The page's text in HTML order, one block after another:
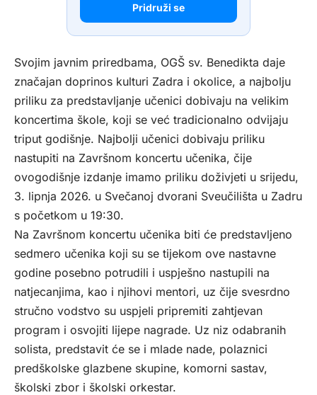
Pridruži se
Svojim javnim priredbama, OGŠ sv. Benedikta daje
značajan doprinos kulturi Zadra i okolice, a najbolju
priliku za predstavljanje učenici dobivaju na velikim
koncertima škole, koji se već tradicionalno odvijaju
triput godišnje. Najbolji učenici dobivaju priliku
nastupiti na Završnom koncertu učenika, čije
ovogodišnje izdanje imamo priliku doživjeti u srijedu,
3. lipnja 2026. u Svečanoj dvorani Sveučilišta u Zadru
s početkom u 19:30.
Na Završnom koncertu učenika biti će predstavljeno
sedmero učenika koji su se tijekom ove nastavne
godine posebno potrudili i uspješno nastupili na
natjecanjima, kao i njihovi mentori, uz čije svesrdno
stručno vodstvo su uspjeli pripremiti zahtjevan
program i osvojiti lijepe nagrade. Uz niz odabranih
solista, predstavit će se i mlade nade, polaznici
predškolske glazbene skupine, komorni sastav,
školski zbor i školski orkestar.